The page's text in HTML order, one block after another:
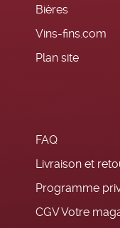
Bières
Vins-fins.com
Plan site
FAQ
Livraison et
Programme
CGV Votre